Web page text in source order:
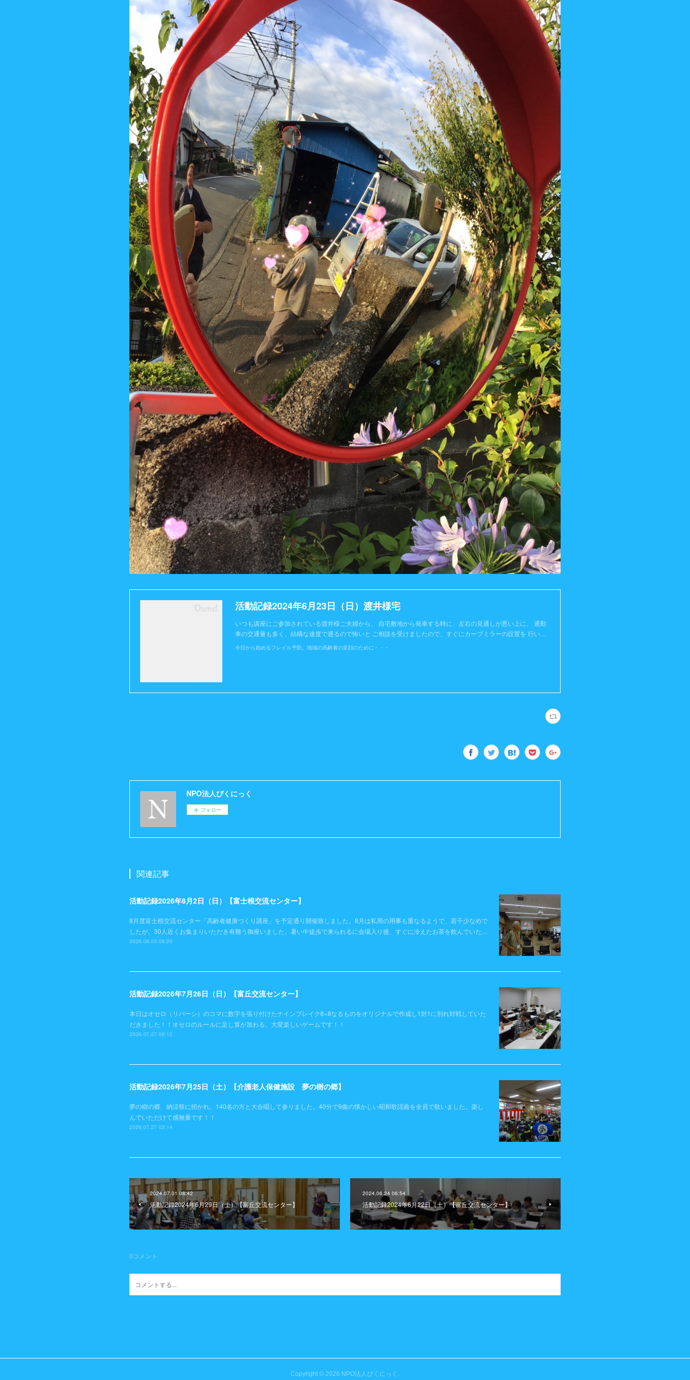
活動記録2024年6月23日（日）渡井様宅
いつも講座にご参加されている渡井様ご夫婦から、 自宅敷地から発車する時に、左右の見通しが悪い上に、 通勤
車の交通量も多く、結構な速度で通るので怖いと ご相談を受けましたので、すぐにカーブミラーの設置を 行い…
今日から始めるフレイル予防。地域の高齢者の笑顔のために・・・
NPO法人ぴくにっく
フォロー
関連記事
活動記録2026年8月2日（日）【富士根交流センター】
8月度富士根交流センター「高齢者健康づくり講座」を予定通り開催致しました。8月は私用の用事も重なるようで、若干少なめで
したが、30人近くお集まりいただき有難う御座いました。暑い中徒歩で来られるに会場入り後、すぐに冷えたお茶を飲んでいた…
2026.08.03 08:20
活動記録2026年7月26日（日）【富丘交流センター】
本日はオセロ（リバーシ）のコマに数字を張り付けたナインブレイク8×8なるものをオリジナルで作成し1対1に別れ対戦していた
だきました！！オセロのルールに足し算が加わる、大変楽しいゲームです！！
2026.07.27 08:12
活動記録2026年7月25日（土）【介護老人保健施設 夢の樹の郷】
夢の樹の郷 納涼祭に招かれ、140名の方と大合唱して参りました。40分で9曲の懐かしい昭和歌謡曲を全員で歌いました。楽し
んでいただけて感無量です！！
2026.07.27 03:14
2024.07.01 08:42
活動記録2024年6月29日（土）【富丘交流センター】
2024.06.24 06:54
活動記録2024年6月22日（土）【富丘交流センター】
0コメント
Copyright © 2026 NPO法人ぴくにっく .